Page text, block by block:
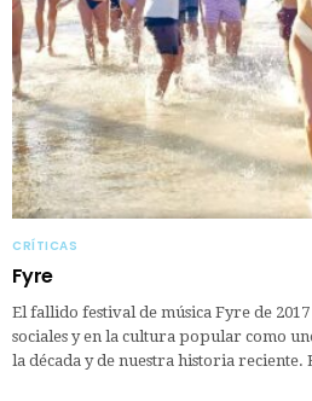
CRÍTICAS
Fyre
El fallido festival de música Fyre de
sociales y en la cultura popular como
la década y de nuestra historia